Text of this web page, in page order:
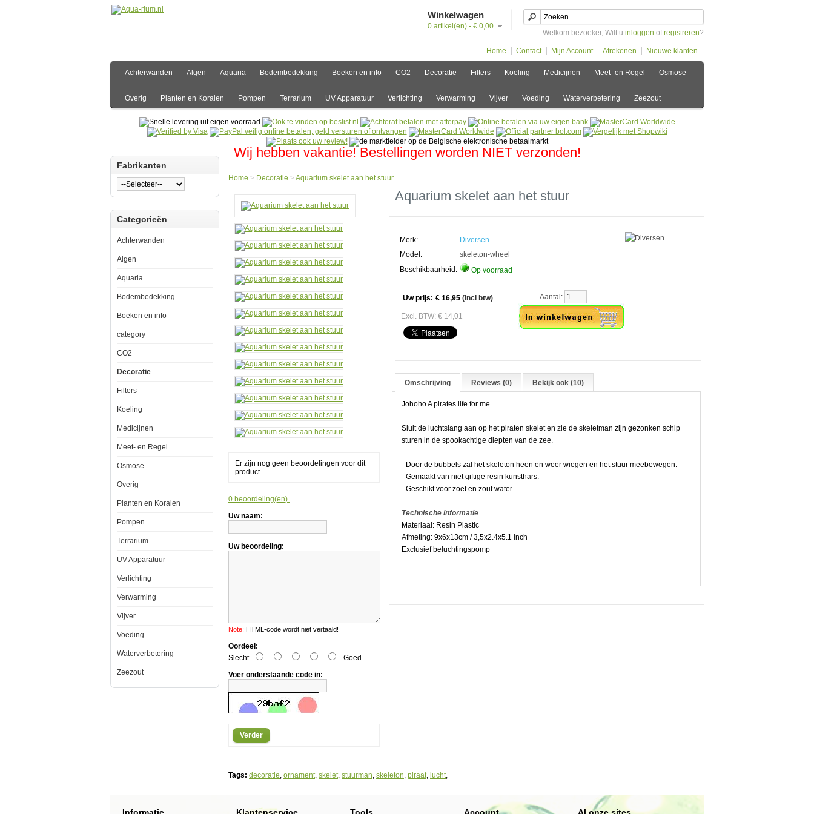
Winkelwagen
0 artikel(en) - € 0,00
Welkom bezoeker, Wilt u inloggen ofregistreren?
Home Contact Mijn Account Afrekenen Nieuwe klanten
Achterwanden Algen Aquaria Bodembedekking Boeken en info CO2 Decoratie Filters Koeling Medicijnen Meet- en Regel Osmose
Overig Planten en Koralen Pompen Terrarium UV Apparatuur Verlichting Verwarming Vijver Voeding Waterverbetering Zeezout
Wij hebben vakantie! Bestellingen worden NIET verzonden!
Fabrikanten
Categorieën
Achterwanden
Algen
Aquaria
Bodembedekking
Boeken en info
category
CO2
Decoratie
Filters
Koeling
Medicijnen
Meet- en Regel
Osmose
Overig
Planten en Koralen
Pompen
Terrarium
UV Apparatuur
Verlichting
Verwarming
Vijver
Voeding
Waterverbetering
Zeezout
Decoratie
Aquarium
skelet
aan
het
stuur
Aquarium
skelet
aan
het
stuur
life
Sluit
de
op
piraten
en
zie
de
diepten
de
zee.
-
Door
het
heen
en
het
stuur
-
Home > Decoratie > Aquarium skelet aan het stuur
Er zijn nog geen beoordelingen voor dit
product.
0 beoordeling(en).
Uw naam:
Uw beoordeling:
Note: HTML-code wordt niet vertaald!
Oordeel:
Slecht
Goed
Voer onderstaande code in:
Verder
Aquarium skelet aan het stuur
Merk:
Diversen
Model:
skeleton-wheel
Beschikbaarheid:
Op voorraad
Uw prijs: € 16,95 (incl btw)
Excl. BTW: € 14,01
Aantal:
Omschrijving Reviews (0) Bekijk ook (10)
Johoho A pirates life for me.
Sluit de luchtslang aan op het piraten skelet en zie de skeletman zijn gezonken schip
sturen in de spookachtige diepten van de zee.
- Door de bubbels zal het skeleton heen en weer wiegen en het stuur meebewegen.
- Gemaakt van niet giftige resin kunsthars.
- Geschikt voor zoet en zout water.
Technische informatie
Materiaal: Resin Plastic
Afmeting: 9x6x13cm / 3,5x2.4x5.1 inch
Exclusief beluchtingspomp
Tags: decoratie, ornament, skelet, stuurman, skeleton, piraat, lucht,